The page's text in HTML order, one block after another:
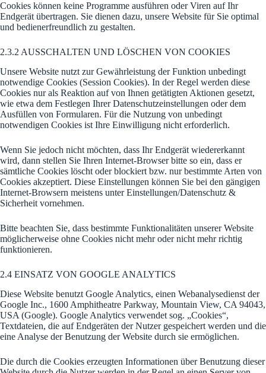
Cookies können keine Programme ausführen oder Viren auf Ihr
Endgerät übertragen. Sie dienen dazu, unsere Website für Sie optimal
und bedienerfreundlich zu gestalten.
2.3.2 AUSSCHALTEN UND LÖSCHEN VON COOKIES
Unsere Website nutzt zur Gewährleistung der Funktion unbedingt
notwendige Cookies (Session Cookies). In der Regel werden diese
Cookies nur als Reaktion auf von Ihnen getätigten Aktionen gesetzt,
wie etwa dem Festlegen Ihrer Datenschutzeinstellungen oder dem
Ausfüllen von Formularen. Für die Nutzung von unbedingt
notwendigen Cookies ist Ihre Einwilligung nicht erforderlich.
Wenn Sie jedoch nicht möchten, dass Ihr Endgerät wiedererkannt
wird, dann stellen Sie Ihren Internet-Browser bitte so ein, dass er
sämtliche Cookies löscht oder blockiert bzw. nur bestimmte Arten von
Cookies akzeptiert. Diese Einstellungen können Sie bei den gängigen
Internet-Browsern meistens unter Einstellungen/Datenschutz &
Sicherheit vornehmen.
Bitte beachten Sie, dass bestimmte Funktionalitäten unserer Website
möglicherweise ohne Cookies nicht mehr oder nicht mehr richtig
funktionieren.
2.4 EINSATZ VON GOOGLE ANALYTICS
Diese Website benutzt Google Analytics, einen Webanalysedienst der
Google Inc., 1600 Amphitheatre Parkway, Mountain View, CA 94043,
USA (Google). Google Analytics verwendet sog. „Cookies“,
Textdateien, die auf Endgeräten der Nutzer gespeichert werden und die
eine Analyse der Benutzung der Website durch sie ermöglichen.
Die durch die Cookies erzeugten Informationen über Benutzung dieser